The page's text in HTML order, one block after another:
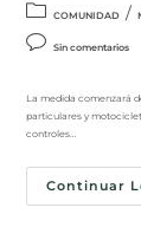
COMUNIDAD /
Sin comentarios
La medida comenzará
particulares y
controles…
Continuar